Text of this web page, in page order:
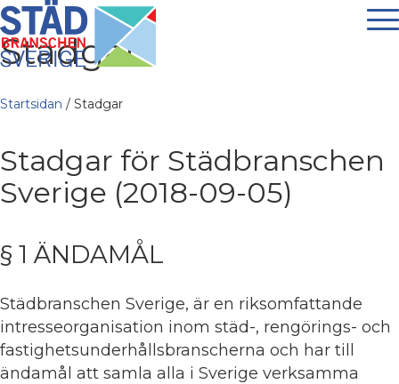
Stadgar
Startsidan / Stadgar
Stadgar för Städbranschen
Sverige (2018-09-05)
§ 1 ÄNDAMÅL
Städbranschen Sverige, är en riksomfattande
intresseorganisation inom städ-, rengörings- och
fastighetsunderhållsbranscherna och har till
ändamål att samla alla i Sverige verksamma